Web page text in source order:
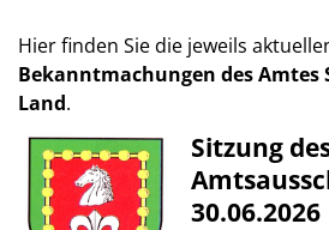
Hier finden Sie die jeweils
Bekanntmachungen des Amtes
Land.
Sitzung
30.06.2026